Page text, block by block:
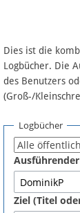
Artikel
FAQ
Fehler
Dies ist die
Logbücher. Die
des Benutzers
(Groß-/
Logbücher
Ziel (Titel